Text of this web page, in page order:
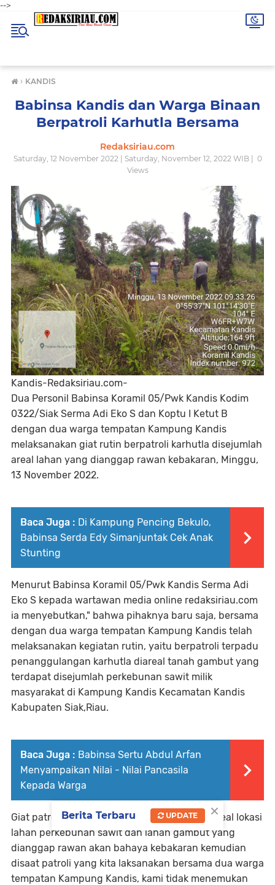
-->
› KANDIS
Babinsa Kandis dan Warga Binaan
Berpatroli Karhutla Bersama
Redaksiriau.com
Saturday, 12 November 2022 | Saturday, November 12, 2022 WIB |
0
Views
Kandis-Redaksiriau.com-
Dua Personil Babinsa Koramil 05/Pwk Kandis Kodim
0322/Siak Serma Adi Eko S dan Koptu I Ketut B
dengan dua warga tempatan Kampung Kandis
melaksanakan giat rutin berpatroli karhutla disejumlah
areal lahan yang dianggap rawan kebakaran, Minggu,
13 November 2022.
Baca Juga : Di Kampung Pencing Bekulo,
Babinsa Serda Edy Simanjuntak Cek Anak
Stunting
Menurut Babinsa Koramil 05/Pwk Kandis Serma Adi
Eko S kepada wartawan media online redaksiriau.com
ia menyebutkan," bahwa pihaknya baru saja, bersama
dengan dua warga tempatan Kampung Kandis telah
melaksanakan kegiatan rutin, yaitu berpatroli terpadu
penanggulangan karhutla diareal tanah gambut yang
terdapat disejumlah perkebunan sawit milik
masyarakat di Kampung Kandis Kecamatan Kandis
Kabupaten Siak,Riau.
Baca Juga : Babinsa Sertu Abdul Arfan
Menyampaikan Nilai - Nilai Pancasila
Kepada Warga
Giat patroli hari ini adalah untuk mengecek areal lokasi
lahan perkebunan sawit dan lahan gambut yang
dianggap rawan akan bahaya kebakaran kemudian
disaat patroli yang kita laksanakan bersama dua warga
tempatan Kampung Kandis, kami tidak menemukan
×
Berita Terbaru UPDATE